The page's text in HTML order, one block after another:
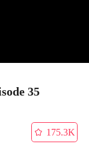
35
175.3K